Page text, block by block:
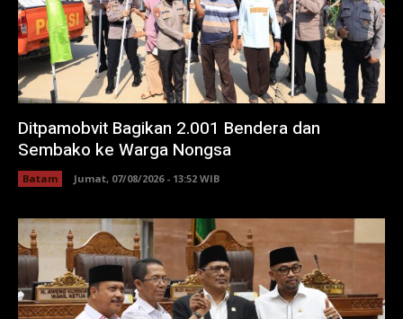
Ditpamobvit Bagikan 2.001 Bendera dan
Sembako ke Warga Nongsa
Batam Jumat, 07/08/2026 - 13:52 WIB